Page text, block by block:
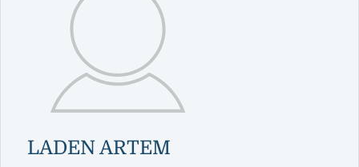
LADEN ARTEM